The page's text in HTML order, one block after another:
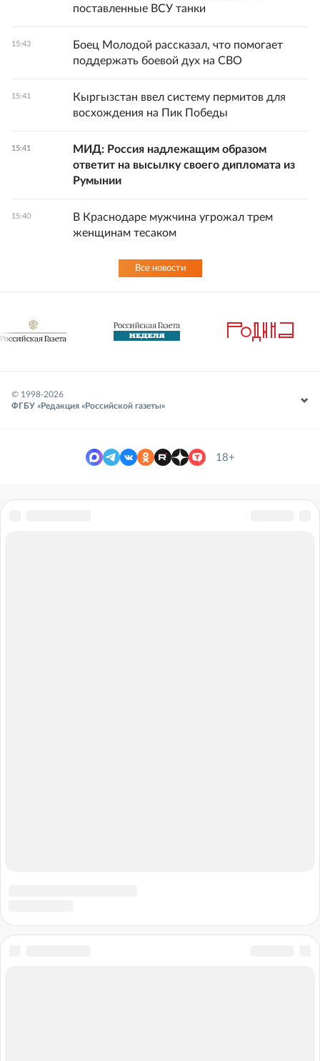
поставленные ВСУ танки
15:43
Боец Молодой рассказал, что помогает
поддержать боевой дух на СВО
15:41
Кыргызстан ввел систему пермитов для
восхождения на Пик Победы
15:41
МИД: Россия надлежащим образом
ответит на высылку своего дипломата из
Румынии
15:40
В Краснодаре мужчина угрожал трем
женщинам тесаком
Все новости
© 1998-2026
ФГБУ «Редакция «Российской газеты»
18+